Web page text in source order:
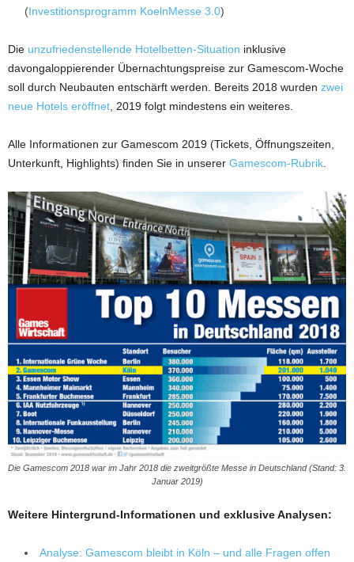
(Investitionsprogramm KoelnMesse 3.0)
Die unzufriedenstellende Hotelbetten-Situation inklusive
davongaloppierender Übernachtungspreise zur Gamescom-Woche
soll durch Neubauten entschärft werden. Bereits 2018 wurden zwei
neue Hotels eröffnet , 2019 folgt mindestens ein weiteres.
Alle Informationen zur Gamescom 2019 (Tickets, Öffnungszeiten,
Unterkunft, Highlights) finden Sie in unserer Gamescom-Rubrik
Die Gamescom 2018 war im Jahr 2018 die zweitgrößte Messe in Deutschland (Stand: 3.
Januar 2019)
Weitere Hintergrund-Informationen und exklusive Analysen:
Analyse: Gamescom bleibt in Köln – und alle Fragen offen